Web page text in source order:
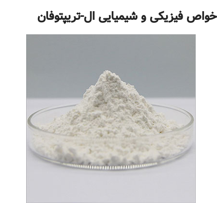
خواص فیزیکی و شیمیایی ال-تریپتوفان